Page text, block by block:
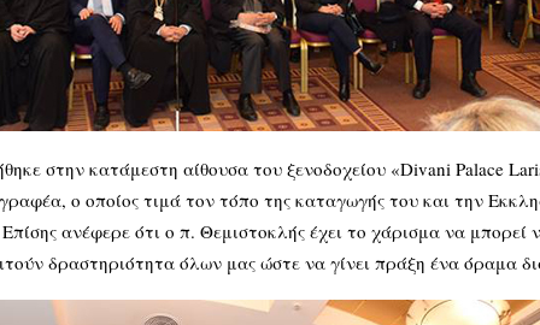
στην κατάμεστη αίθουσα του ξενοδοχείου «Divani Palace
ο οποίος τιμά τον τόπο της καταγωγής του και την
ανέφερε ότι ο π. Θεμιστοκλής έχει το χάρισμα να μπορεί
δραστηριότητα όλων μας ώστε να γίνει πράξη ένα όραμα